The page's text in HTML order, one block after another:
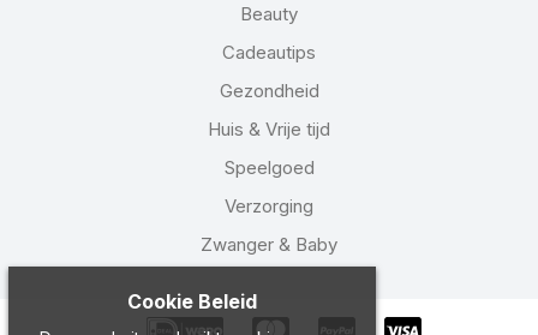
Beauty
Cadeautips
Gezondheid
Huis & Vrije tijd
Speelgoed
Verzorging
Zwanger & Baby
Cookie Beleid